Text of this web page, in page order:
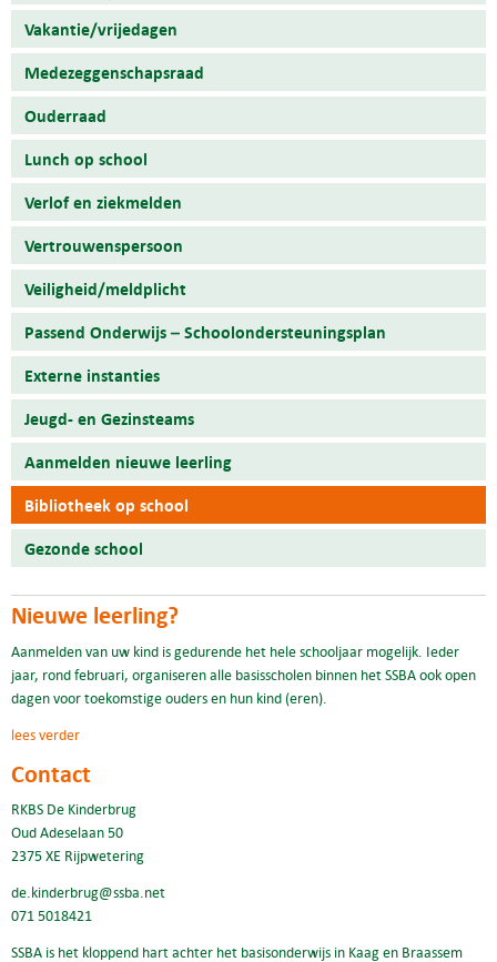
Vakantie/vrijedagen
Medezeggenschapsraad
Ouderraad
Lunch op school
Verlof en ziekmelden
Vertrouwenspersoon
Veiligheid/meldplicht
Passend Onderwijs – Schoolondersteuningsplan
Externe instanties
Jeugd- en Gezinsteams
Aanmelden nieuwe leerling
Bibliotheek op school
Gezonde school
Nieuwe leerling?
Aanmelden van uw kind is gedurende het hele schooljaar mogelijk. Ieder
jaar, rond februari, organiseren alle basisscholen binnen het SSBA ook open
dagen voor toekomstige ouders en hun kind (eren).
lees verder
Contact
RKBS De Kinderbrug
Oud Adeselaan 50
2375 XE Rijpwetering
de.kinderbrug@ssba.net
071 5018421
SSBA is het kloppend hart achter het basisonderwijs in Kaag en Braassem